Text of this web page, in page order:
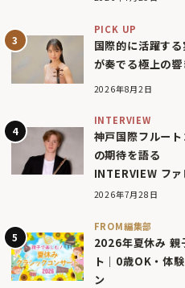
PICK UP
国際的に活躍す
が奏でる極上の響
2026年8月2日
INTERVIEW
神戸国際フルー
の期待を語る
INTERVIEW フ
2026年7月28日
FROM編集部
2026年夏休み 親
ト｜0歳OK・体
ン